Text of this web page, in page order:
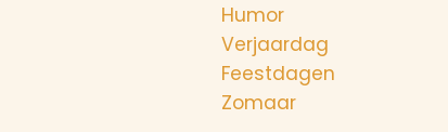
Humor
Verjaardag
Feestdagen
Zomaar